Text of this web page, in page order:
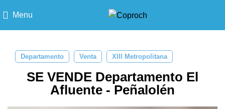
Menu
Departamento Venta XIII Metropolitana
SE VENDE Departamento El
Afluente - Peñalolén